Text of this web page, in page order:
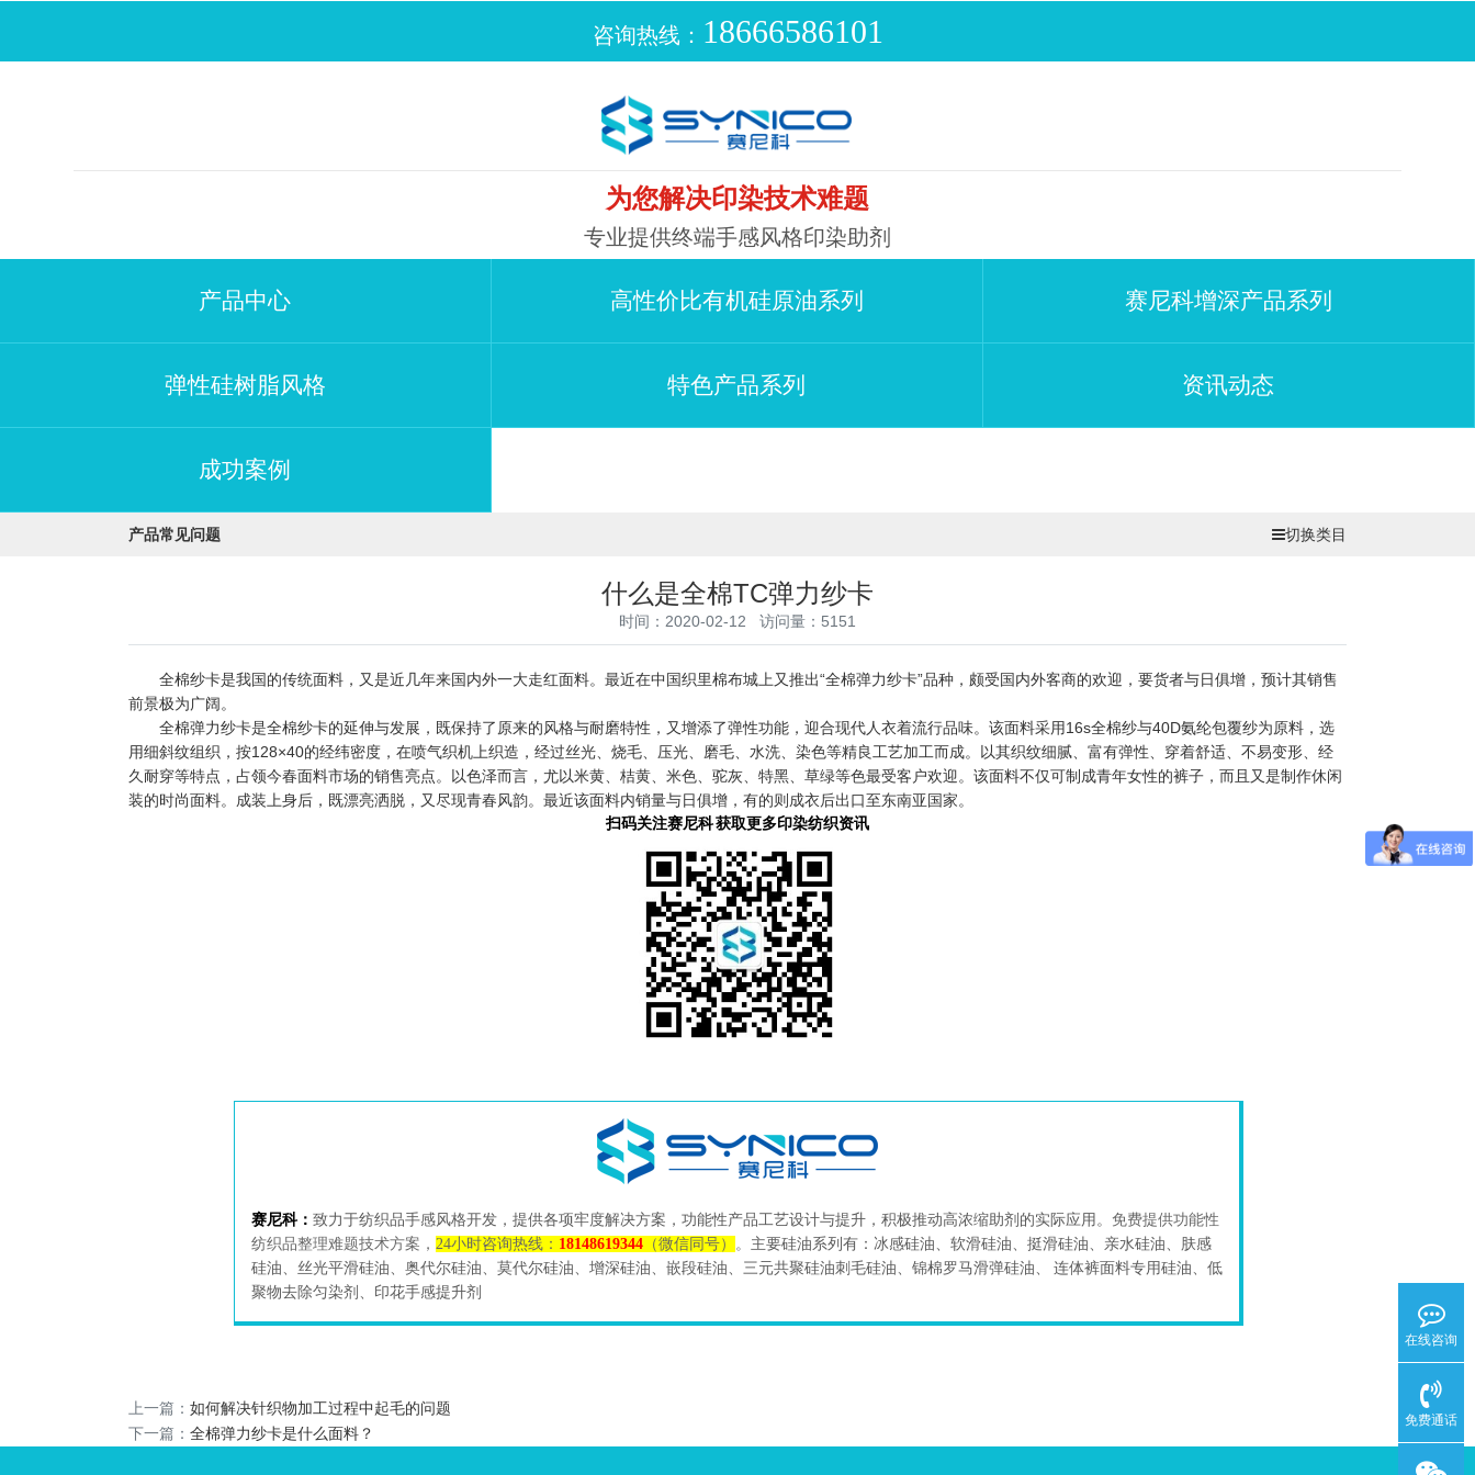
咨询热线： 18666586101
为您解决印染技术难题
专业提供终端手感风格印染助剂
产品中心 高性价比有机硅原油系列 赛尼科增深产品系列
弹性硅树脂风格 特色产品系列 资讯动态
成功案例
产品常见问题 切换类目
什么是全棉TC弹力纱卡
时间：2020-02-12 访问量：5151
全棉纱卡是我国的传统面料，又是近几年来国内外一大走红面料。最近在中国织里棉布城上又推出“全棉弹力纱卡”品种，颇受国内外客商的欢迎，要货者与日俱增，预计其销售
前景极为广阔。
全棉弹力纱卡是全棉纱卡的延伸与发展，既保持了原来的风格与耐磨特性，又增添了弹性功能，迎合现代人衣着流行品味。该面料采用16s全棉纱与40D氨纶包覆纱为原料，选
用细斜纹组织，按128×40的经纬密度，在喷气织机上织造，经过丝光、烧毛、压光、磨毛、水洗、染色等精良工艺加工而成。以其织纹细腻、富有弹性、穿着舒适、不易变形、经
久耐穿等特点，占领今春面料市场的销售亮点。以色泽而言，尤以米黄、桔黄、米色、驼灰、特黑、草绿等色最受客户欢迎。该面料不仅可制成青年女性的裤子，而且又是制作休闲
装的时尚面料。成装上身后，既漂亮洒脱，又尽现青春风韵。最近该面料内销量与日俱增，有的则成衣后出口至东南亚国家。
扫码关注赛尼科 获取更多印染纺织资讯
赛尼科：致力于纺织品手感风格开发，提供各项牢度解决方案，功能性产品工艺设计与提升，积极推动高浓缩助剂的实际应用。免费提供功能性
纺织品整理难题技术方案， 24小时咨询热线： 18148619344 （微信同号） 。 主要硅油系列有：冰感硅油、软滑硅油、挺滑硅油、亲水硅油、肤感
硅油、丝光平滑硅油、奥代尔硅油、莫代尔硅油、增深硅油、嵌段硅油、三元共聚硅油刺毛硅油、锦棉罗马滑弹硅油、 连体裤面料专用硅油、低
聚物去除匀染剂、印花手感提升剂
上一篇： 如何解决针织物加工过程中起毛的问题
下一篇： 全棉弹力纱卡是什么面料？
在线咨询
免费通话